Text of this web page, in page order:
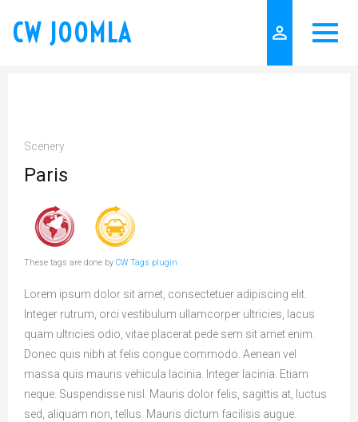
CW JOOMLA person_outline
Scenery
Paris
These tags are done by CW Tags plugin
Lorem ipsum dolor sit amet, consectetuer adipiscing elit.
Integer rutrum, orci vestibulum ullamcorper ultricies, lacus
quam ultricies odio, vitae placerat pede sem sit amet enim.
Donec quis nibh at felis congue commodo. Aenean vel
massa quis mauris vehicula lacinia. Integer lacinia. Etiam
neque. Suspendisse nisl. Mauris dolor felis, sagittis at, luctus
sed, aliquam non, tellus. Mauris dictum facilisis augue.